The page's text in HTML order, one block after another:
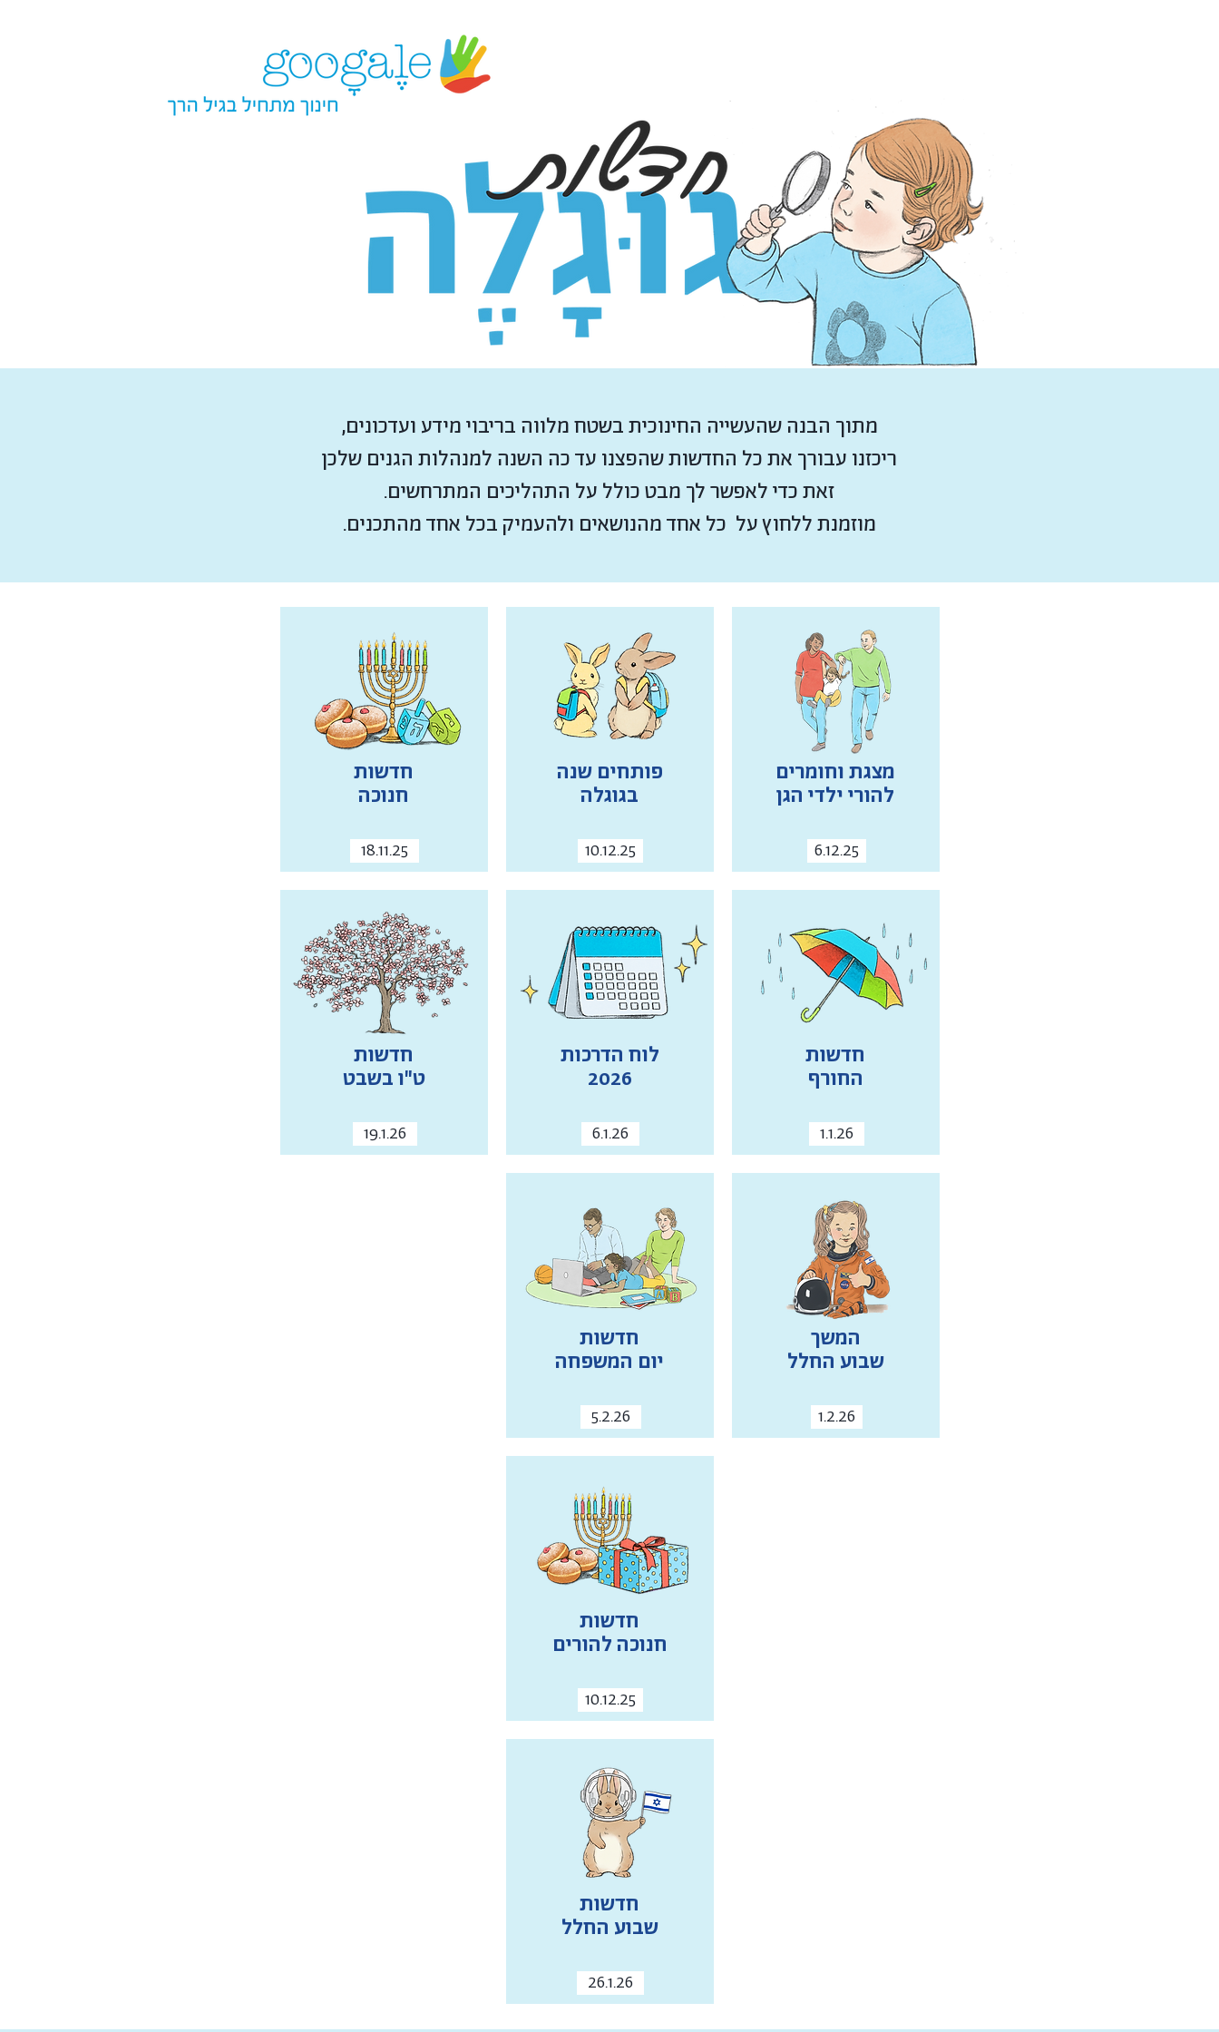
מתוך הבנה שהעשייה החינוכית בשטח מלווה בריבוי מידע ועדכונים,
ריכזנו עבורך את כל החדשות שהפצנו עד כה השנה למנהלות הגנים שלכן
זאת כדי לאפשר לך מבט כולל על התהליכים המתרחשים.
מוזמנת ללחוץ על כל אחד מהנושאים ולהעמיק בכל אחד מהתכנים.
מצגת וחומרים
להורי ילדי הגן
6.12.25
חדשות
החורף
1.1.26
המשך
שבוע החלל
1.2.26
פותחים שנה
בגוגלה
10.12.25
לוח הדרכות
2026
6.1.26
חדשות
יום המשפחה
5.2.26
חדשות
חנוכה
18.11.25
חדשות
ט"ו בשבט
19.1.26
חדשות
חנוכה להורים
10.12.25
חדשות
שבוע החלל
26.1.26